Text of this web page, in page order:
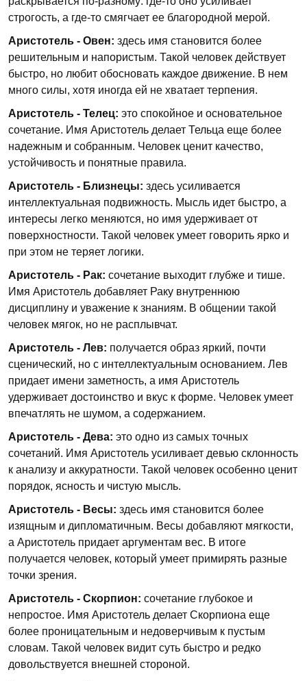
строгость, а где-то смягчает ее благородной мерой.
Аристотель - Овен: здесь имя становится более
решительным и напористым. Такой человек действует
быстро, но любит обосновать каждое движение. В нем
много силы, хотя иногда ей не хватает терпения.
Аристотель - Телец: это спокойное и основательное
сочетание. Имя Аристотель делает Тельца еще более
надежным и собранным. Человек ценит качество,
устойчивость и понятные правила.
Аристотель - Близнецы: здесь усиливается
интеллектуальная подвижность. Мысль идет быстро, а
интересы легко меняются, но имя удерживает от
поверхностности. Такой человек умеет говорить ярко и
при этом не теряет логики.
Аристотель - Рак: сочетание выходит глубже и тише.
Имя Аристотель добавляет Раку внутреннюю
дисциплину и уважение к знаниям. В общении такой
человек мягок, но не расплывчат.
Аристотель - Лев: получается образ яркий, почти
сценический, но с интеллектуальным основанием. Лев
придает имени заметность, а имя Аристотель
удерживает достоинство и вкус к форме. Человек умеет
впечатлять не шумом, а содержанием.
Аристотель - Дева: это одно из самых точных
сочетаний. Имя Аристотель усиливает девью склонность
к анализу и аккуратности. Такой человек особенно ценит
порядок, ясность и чистую мысль.
Аристотель - Весы: здесь имя становится более
изящным и дипломатичным. Весы добавляют мягкости,
а Аристотель придает аргументам вес. В итоге
получается человек, который умеет примирять разные
точки зрения.
Аристотель - Скорпион: сочетание глубокое и
непростое. Имя Аристотель делает Скорпиона еще
более проницательным и недоверчивым к пустым
словам. Такой человек видит суть быстро и редко
довольствуется внешней стороной.